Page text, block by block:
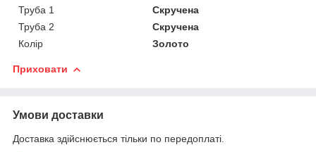
Труба 1
Скручена
Труба 2
Скручена
Колір
Золото
Приховати
Умови доставки
Доставка здійснюється тільки по передоплаті.